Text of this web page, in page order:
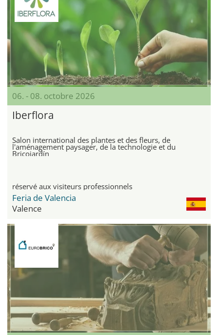
06. - 08. octobre 2026
Iberflora
Salon international des plantes et des fleurs, de
l'aménagement paysager, de la technologie et du
Bricojardín
réservé aux visiteurs professionnels
Feria de Valencia
Valence